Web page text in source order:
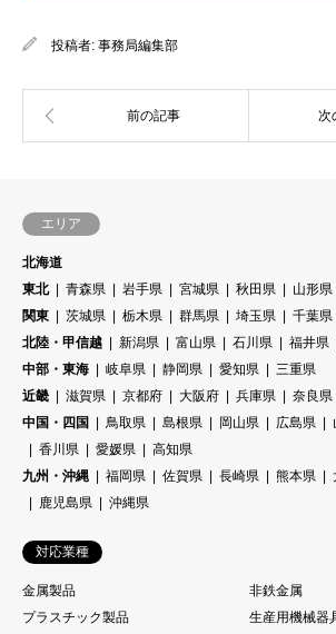
投稿者: 事務局編集部
エリア
北海道
東北
青森県 岩手県 宮城県 秋田県 山形県
関東
茨城県 栃木県 群馬県 埼玉県 千葉県
北陸・甲信越
新潟県 富山県 石川県 福井県
中部・東海
岐阜県 静岡県 愛知県
三重県
近畿
滋賀県 京都府 大阪府 兵庫県 奈良県
中国・四国
鳥取県 島根県 岡山県 広島県
香川県
愛媛県
高知県
九州・沖縄
福岡県 佐賀県 長崎県 熊本県
鹿児島県
沖縄県
対応業種
金属製品
非鉄金属
プラスチック製品
生産用機械器